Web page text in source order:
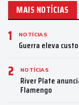
MAIS NOTÍCIAS
1 NOTÍCIAS
Guerra eleva
2 NOTÍCIAS
River Plate
Flamengo